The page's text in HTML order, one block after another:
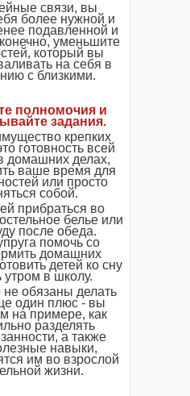
связи, вы
более нужной и
подавленной и
уменьшите
который вы
на себя в
с близкими.
полномочия и
задания.
крепких
готовность всей
домашних делах,
ваше время для
или просто
собой.
прибраться во
белье или
после обеда.
помочь со
домашних
детей ко сну
утром в школу.
обязаны делать
один плюс - вы
на примере, как
разделять
а также
навыки,
им во взрослой
жизни.